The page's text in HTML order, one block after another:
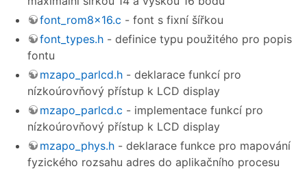
font_rom8x16.c - font s fixní šířkou
font_types.h - definice typu použitého pro popis
fontu
mzapo_parlcd.h - deklarace funkcí pro
nízkoúrovňový přístup k LCD display
mzapo_parlcd.c - implementace funkcí pro
nízkoúrovňový přístup k LCD display
mzapo_phys.h - deklarace funkce pro mapování
fyzického rozsahu adres do aplikačního procesu